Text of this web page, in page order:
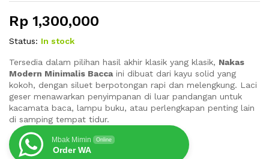
Rp 1,300,000
Status: In stock
Tersedia dalam pilihan hasil akhir klasik yang klasik, Nakas
Modern Minimalis Baccaini dibuat dari kayu solid yang
kokoh, dengan siluet berpotongan rapi dan melengkung. Laci
geser menawarkan penyimpanan di luar pandangan untuk
kacamata baca, lampu buku, atau perlengkapan penting lain
di samping tempat tidur.
Mbak Mimin Online
Order WA